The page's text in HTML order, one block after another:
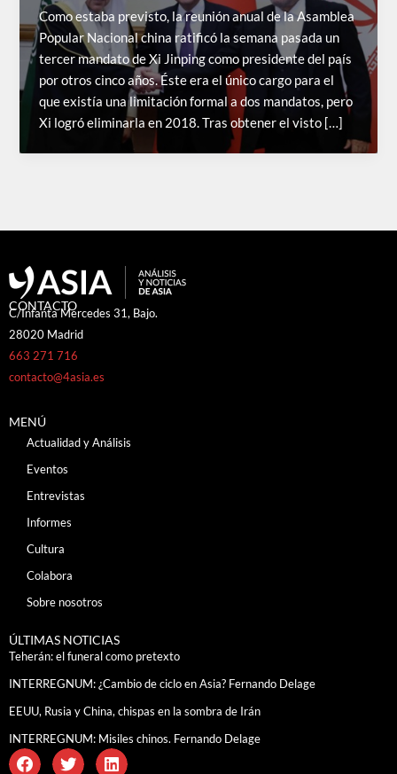
Como estaba previsto, la reunión anual de la Asamblea
Popular Nacional china ratificó la semana pasada un
tercer mandato de Xi Jinping como presidente del país
por otros cinco años. Éste era el único cargo para el
que existía una limitación formal a dos mandatos, pero
Xi logró eliminarla en 2018. Tras obtener el visto […]
CONTACTO
C/Infanta Mercedes 31, Bajo.
28020 Madrid
663 271 716
contacto@4asia.es
MENÚ
Actualidad y Análisis
Eventos
Entrevistas
Informes
Cultura
Colabora
Sobre nosotros
ÚLTIMAS NOTICIAS
Teherán: el funeral como pretexto
INTERREGNUM: ¿Cambio de ciclo en Asia? Fernando Delage
EEUU, Rusia y China, chispas en la sombra de Irán
INTERREGNUM: Misiles chinos. Fernando Delage